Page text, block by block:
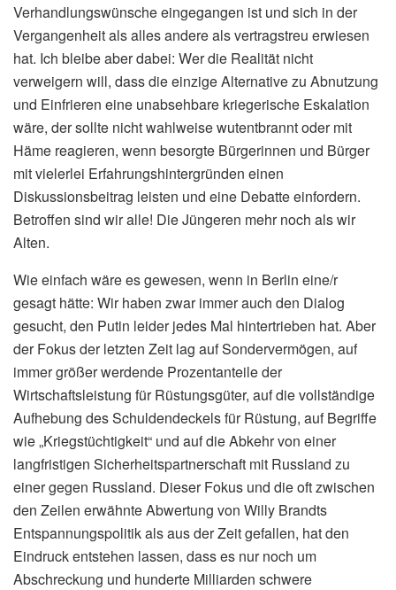
Verhandlungswünsche eingegangen ist und sich in der
Vergangenheit als alles andere als vertragstreu erwiesen
hat. Ich bleibe aber dabei: Wer die Realität nicht
verweigern will, dass die einzige Alternative zu Abnutzung
und Einfrieren eine unabsehbare kriegerische Eskalation
wäre, der sollte nicht wahlweise wutentbrannt oder mit
Häme reagieren, wenn besorgte Bürgerinnen und Bürger
mit vielerlei Erfahrungshintergründen einen
Diskussionsbeitrag leisten und eine Debatte einfordern.
Betroffen sind wir alle! Die Jüngeren mehr noch als wir
Alten.
Wie einfach wäre es gewesen, wenn in Berlin eine/r
gesagt hätte: Wir haben zwar immer auch den Dialog
gesucht, den Putin leider jedes Mal hintertrieben hat. Aber
der Fokus der letzten Zeit lag auf Sondervermögen, auf
immer größer werdende Prozentanteile der
Wirtschaftsleistung für Rüstungsgüter, auf die vollständige
Aufhebung des Schuldendeckels für Rüstung, auf Begriffe
wie „Kriegstüchtigkeit“ und auf die Abkehr von einer
langfristigen Sicherheitspartnerschaft mit Russland zu
einer gegen Russland. Dieser Fokus und die oft zwischen
den Zeilen erwähnte Abwertung von Willy Brandts
Entspannungspolitik als aus der Zeit gefallen, hat den
Eindruck entstehen lassen, dass es nur noch um
Abschreckung und hunderte Milliarden schwere